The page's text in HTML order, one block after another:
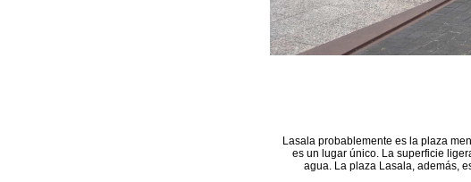
Lasala probablemente es la plaza
es un lugar único. La superficie
agua. La plaza Lasala, además,